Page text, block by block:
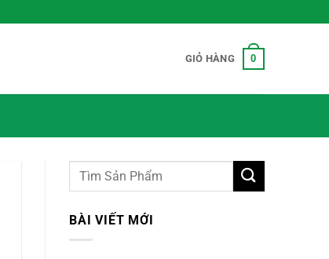
GIỎ HÀNG 0
BÀI VIẾT MỚI